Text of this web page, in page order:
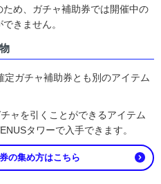
ため、ガチャ補助券では開催中の
きません。
ガチャ補助券とも別のアイテム
ャを引くことができるアイテム
タワーで入手できます。
の集め方はこちら